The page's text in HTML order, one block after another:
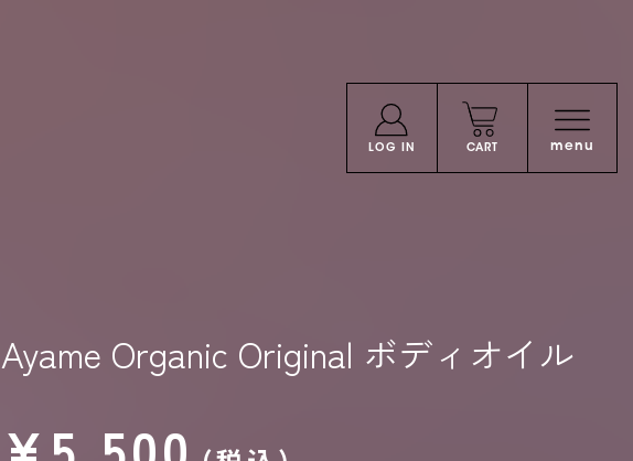
LOG IN CART menu
Ayame Organic Original ボディオイル